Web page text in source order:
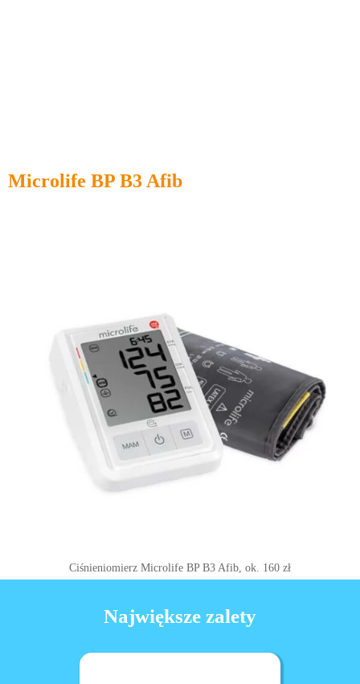
Microlife BP B3 Afib
Ciśnieniomierz Microlife BP B3 Afib, ok. 160 zł
Największe zalety